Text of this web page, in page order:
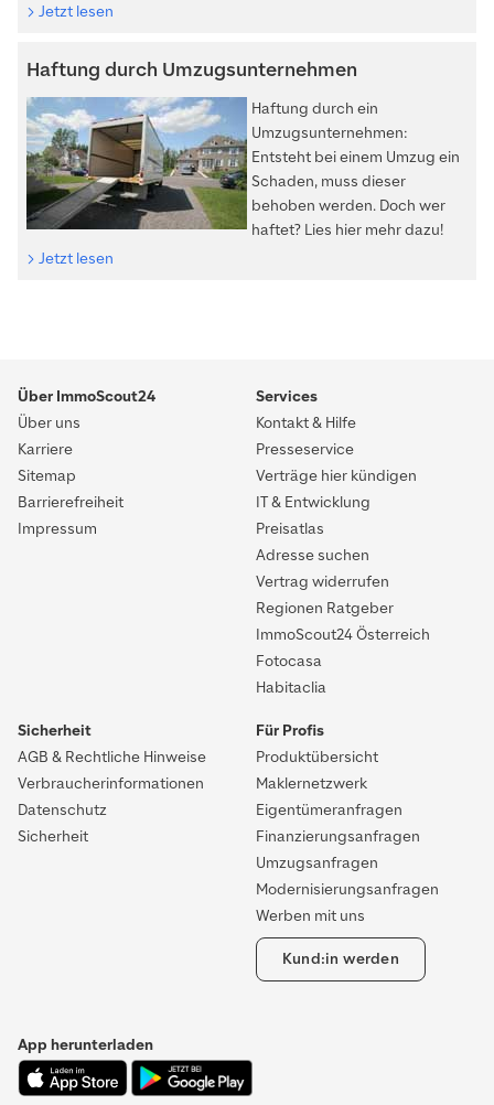
Jetzt lesen
Haftung durch Umzugsunternehmen
Haftung durch ein
Umzugsunternehmen:
Entsteht bei einem Umzug ein
Schaden, muss dieser
behoben werden. Doch wer
haftet? Lies hier mehr dazu!
Jetzt lesen
Über ImmoScout24
Über uns
Karriere
Sitemap
Barrierefreiheit
Impressum
Services
Kontakt & Hilfe
Presseservice
Verträge hier kündigen
IT & Entwicklung
Preisatlas
Adresse suchen
Vertrag widerrufen
Regionen Ratgeber
ImmoScout24 Österreich
Fotocasa
Habitaclia
Sicherheit
AGB & Rechtliche Hinweise
Verbraucherinformationen
Datenschutz
Sicherheit
Für Profis
Produktübersicht
Maklernetzwerk
Eigentümeranfragen
Finanzierungsanfragen
Umzugsanfragen
Modernisierungsanfragen
Werben mit uns
Kund:in werden
App herunterladen